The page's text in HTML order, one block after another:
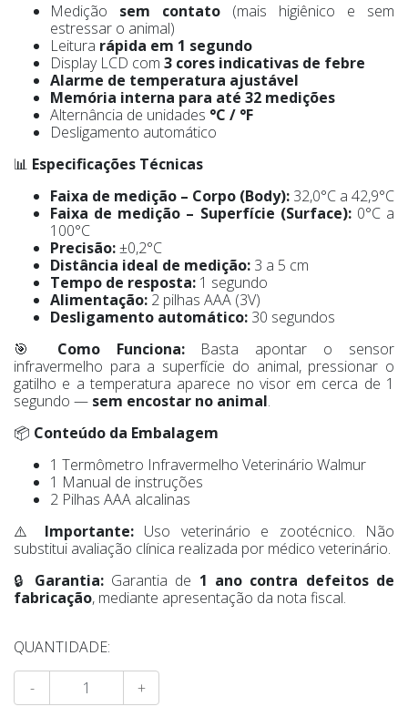
Medição sem contato (mais higiênico e sem
estressar o animal)
Leitura rápida em 1 segundo
Display LCD com 3 cores indicativas de febre
Alarme de temperatura ajustável
Memória interna para até 32 medições
Alternância de unidades °C / °F
Desligamento automático
📊 Especificações Técnicas
Faixa de medição – Corpo (Body): 32,0°C a 42,9°C
Faixa de medição – Superfície (Surface):0°C a
100°C
Precisão:±0,2°C
Distância ideal de medição: 3 a 5 cm
Tempo de resposta: 1 segundo
Alimentação: 2 pilhas AAA (3V)
Desligamento automático: 30 segundos
🎯 Como Funciona: Basta apontar o sensor
infravermelho para a superfície do animal, pressionar o
gatilho e a temperatura aparece no visor em cerca de 1
segundo — sem encostar no animal.
📦 Conteúdo da Embalagem
1 Termômetro Infravermelho Veterinário Walmur
1 Manual de instruções
2 Pilhas AAA alcalinas
⚠️ Importante: Uso veterinário e zootécnico. Não
substitui avaliação clínica realizada por médico veterinário.
🔒 Garantia: Garantia de 1 ano contra defeitos de
fabricação, mediante apresentação da nota fiscal.
QUANTIDADE:
- +